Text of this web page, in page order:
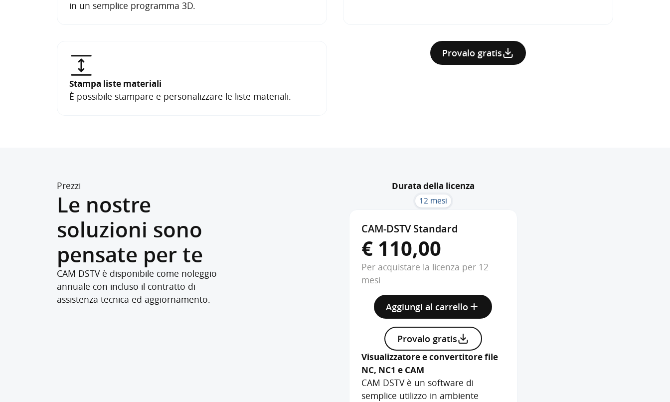
in un semplice programma 3D.
Stampa liste materiali
È possibile stampare e personalizzare le liste materiali.
Provalo gratis
Prezzi
Le nostre
soluzioni sono
pensate per te
CAM DSTV è disponibile come noleggio
annuale con incluso il contratto di
assistenza tecnica ed aggiornamento.
Durata della licenza
12 mesi
CAM-DSTV Standard
€ 110,00
Per acquistare la licenza per 12
mesi
Aggiungi al carrello
Provalo gratis
Visualizzatore e convertitore file
NC, NC1 e CAM
CAM DSTV è un software di
semplice utilizzo in ambiente